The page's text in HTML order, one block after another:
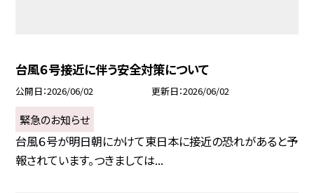
台風６号接近に伴う安全対策について
公開日 2026/06/02 更新日 2026/06/02
緊急のお知らせ
台風６号が明日朝にかけて東日本に接近の恐れがあると予
報されています。つきましては...